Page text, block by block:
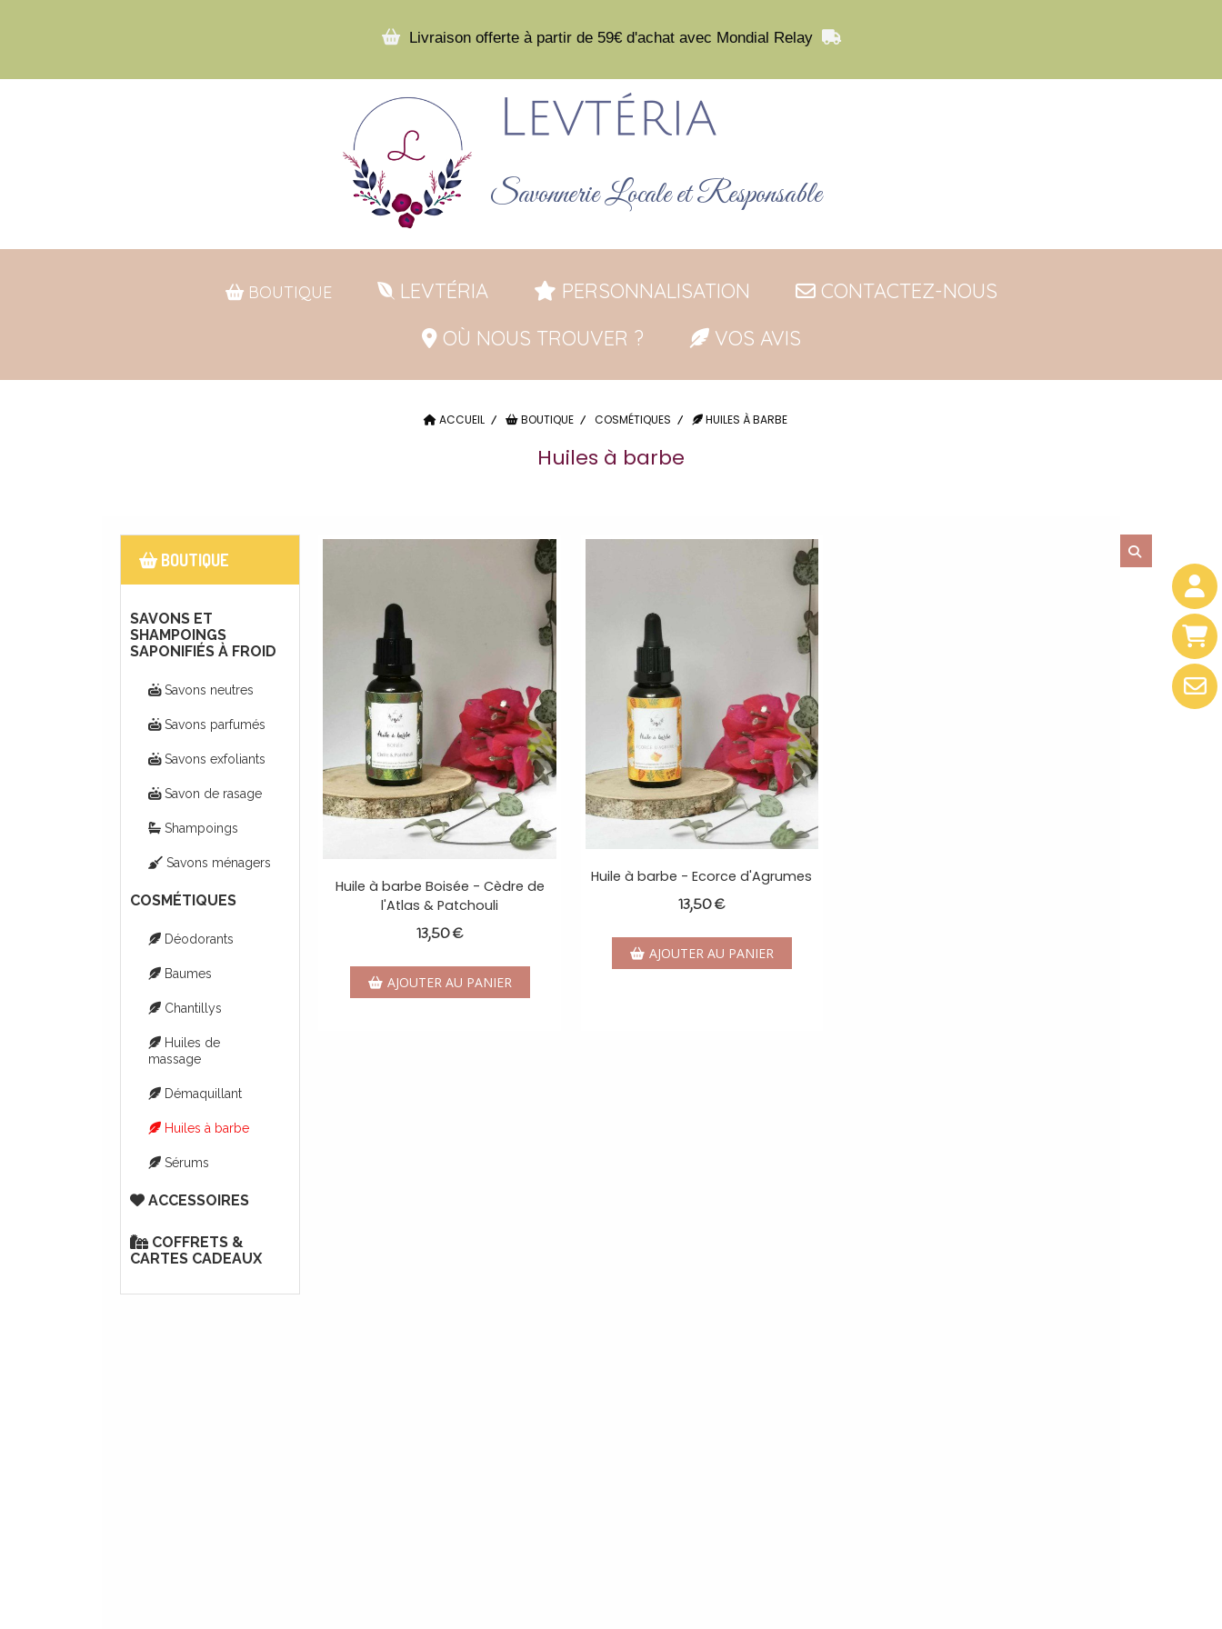
Livraison offerte à partir de 59€ d'achat avec Mondial Relay 
Savonnerie Locale etResponsable
BOUTIQUE LEVTÉRIA PERSONNALISATION
CONTACTEZ-NOUS
OÙ NOUS TROUVER ?
VOS AVIS
BOUTIQUE
SAVONS ET
SHAMPOINGS
SAPONIFIÉS À FROID
Savons neutres
Savons parfumés
Savons exfoliants
Savon de rasage
Shampoings
Savons ménagers
COSMÉTIQUES
Déodorants
Baumes
Chantillys
Huiles de
massage
Démaquillant
Huiles à barbe
Sérums
ACCESSOIRES
COFFRETS &
CARTES CADEAUX
ACCUEIL BOUTIQUE COSMÉTIQUES HUILES À BARBE
Huiles à barbe
Huile à barbe Boisée - Cèdre de
l'Atlas & Patchouli
13,50€
AJOUTER AU PANIER
Huile à barbe - Ecorce d'Agrumes
13,50€
AJOUTER AU PANIER